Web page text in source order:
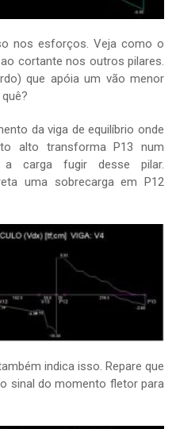
nos esforços. Veja como o
cortante nos outros pilares.
que apóia um vão menor
da viga de equilíbrio onde
alto transforma P13 num
a carga fugir desse pilar.
uma sobrecarga em P12
indica isso. Repare que
sinal do momento fletor para